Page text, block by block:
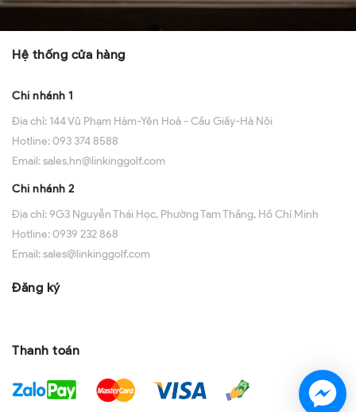
Hệ thống cửa hàng
Chi nhánh 1
Địa chỉ: 144 Vũ Phạm Hàm-Yên Hoà - Cầu Giấy-Hà Nội
Hotline:093 374 8588
Email:sales.hn@linkinggolf.com
Chi nhánh 2
Địa chỉ:9G3 Nguyễn Thái Học, Phường Tam Thắng, Hồ Chí Minh
Hotline:0939 232 868
Email:sales@linkinggolf.com
Đăng ký
Thanh toán